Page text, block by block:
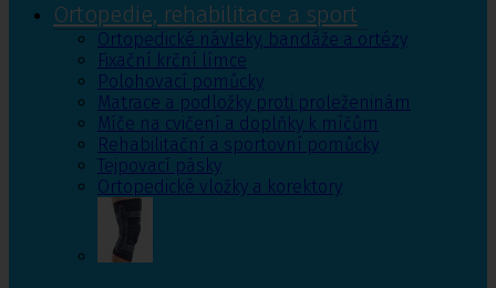
Ortopedie, rehabilitace a sport
Ortopedické návleky, bandáže a ortézy
Fixační krční límce
Polohovací pomůcky
Matrace a podložky proti proleženinám
Míče na cvičení a doplňky k míčům
Rehabilitační a sportovní pomůcky
Tejpovací pásky
Ortopedické vložky a korektory